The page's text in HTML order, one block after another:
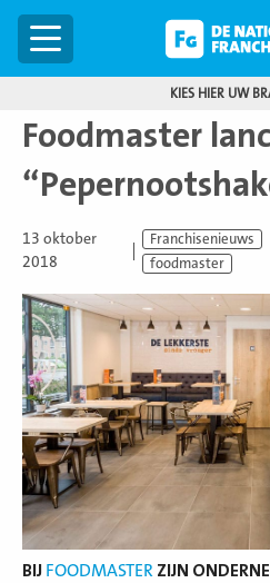
Menu
KIES HIER UW
Foodmaster
13 oktober
2018
Franchisenieuws
foodmaster
BIJ FOODMASTER ZIJN